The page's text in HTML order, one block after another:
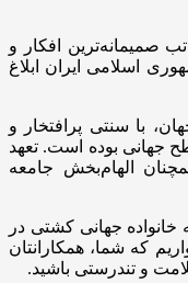
صمیمانه‌ترین افکار و
اسلامی ایران ابلاغ
با سنتی پرافتخار و
جهانی بوده است. تعهد
الهام‌بخش جامعه
خانواده جهانی کشتی در
که شما، همکارانتان
و تندرستی باشید.